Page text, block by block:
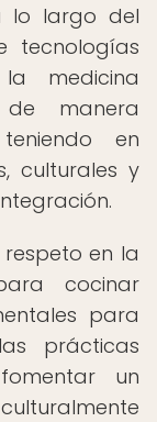
lo largo del
tecnologías
medicina
de manera
en
culturales y
en la
cocinar
para
prácticas
un